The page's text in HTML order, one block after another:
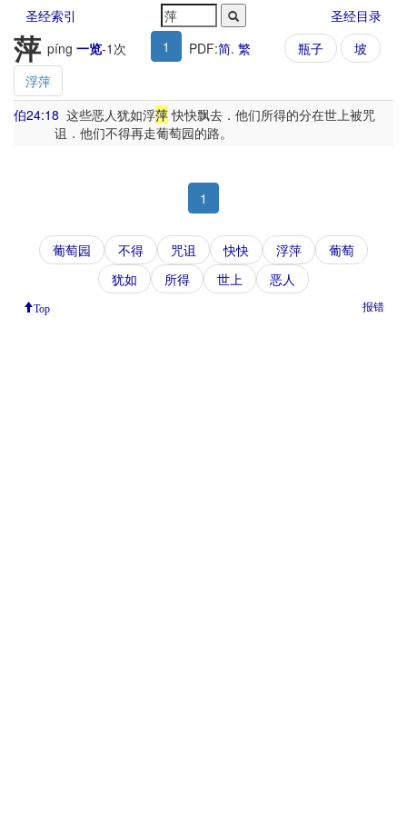
圣经索引 圣经目录
萍 píng 一览-1 次 1 PDF:简. 繁 瓶子
坡
浮萍
伯24:18 这些恶人犹如浮萍快快飘去．他们所得的分在世上被咒
诅．他们不得再走葡萄园的路。
1
葡萄园 不得 咒诅 快快 浮萍
葡萄
犹如
所得 世上 恶人
Top 报错